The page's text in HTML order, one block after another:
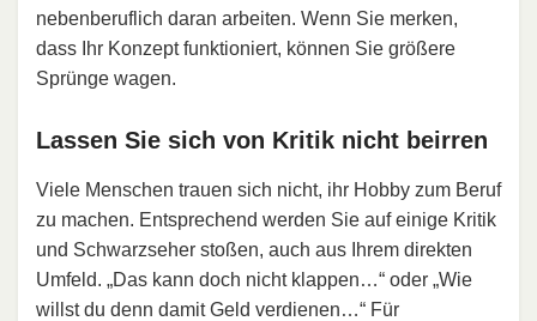
nebenberuflich daran arbeiten. Wenn Sie merken,
dass Ihr Konzept funktioniert, können Sie größere
Sprünge wagen.
Lassen Sie sich von Kritik nicht beirren
Viele Menschen trauen sich nicht, ihr Hobby zum Beruf
zu machen. Entsprechend werden Sie auf einige Kritik
und Schwarzseher stoßen, auch aus Ihrem direkten
Umfeld. „Das kann doch nicht klappen…“ oder „Wie
willst du denn damit Geld verdienen…“ Für